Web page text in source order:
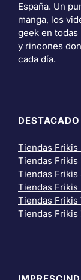
España. Un
manga, los
geek en
y rincones
cada día.
DESTACADO
Tiendas Frikis
Tiendas Frikis
Tiendas Frikis
Tiendas Frikis
Tiendas Frikis
Tiendas Frikis